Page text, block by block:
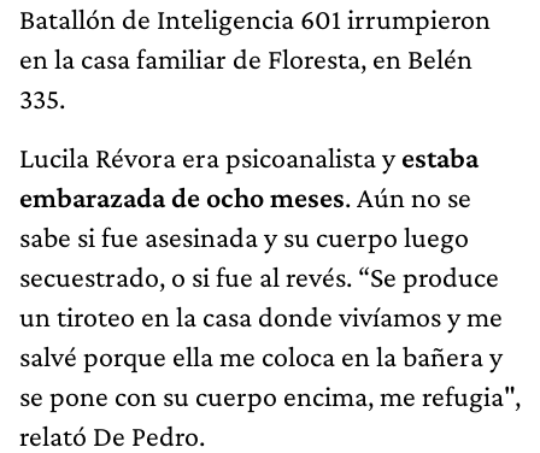
Batallón de Inteligencia 601 irrumpieron
en la casa familiar de Floresta, en Belén
335.
Lucila Révora era psicoanalista yestaba
embarazada de ocho meses. Aún no se
sabe si fue asesinada y su cuerpo luego
secuestrado, o si fue al revés. “Se produce
un tiroteo en la casa donde vivíamos y me
salvé porque ella me coloca en la bañera y
se pone con su cuerpo encima, me refugia",
relató De Pedro.